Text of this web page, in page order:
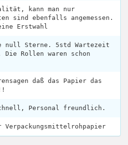
kann man nur
sind ebenfalls angemessen.
Erstwahl
null Sterne. 5std Wartezeit
Rollen waren schon
daß das Papier das
Personal freundlich.